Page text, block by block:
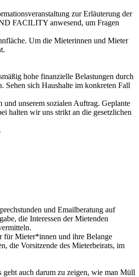
zur Erläuterung der
FACILITY anwesend, um Fragen
Um die Mieterinnen und Mieter
hohe finanzielle Belastungen durch
Sehen sich Haushalte im konkreten Fall
unserem sozialen Auftrag. Geplante
halten wir uns strikt an die gesetzlichen
und Emailberatung auf
die Interessen der Mietenden
für Mieter*innen und ihre Belange
die Vorsitzende des Mieterbeirats, im
geht auch darum zu zeigen, wie man Müll